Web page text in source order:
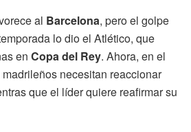
al Barcelona, pero el golpe
lo dio el Atlético, que
en Copa del Rey. Ahora, en el
necesitan reaccionar
que el líder quiere reafirmar su